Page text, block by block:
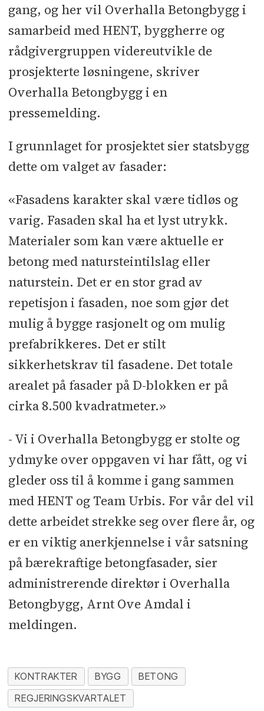
gang, og her vil Overhalla Betongbygg i
samarbeid med HENT, byggherre og
rådgivergruppen videreutvikle de
prosjekterte løsningene, skriver
Overhalla Betongbygg i en
pressemelding.
I grunnlaget for prosjektet sier statsbygg
dette om valget av fasader:
«Fasadens karakter skal være tidløs og
varig. Fasaden skal ha et lyst utrykk.
Materialer som kan være aktuelle er
betong med natursteintilslag eller
naturstein. Det er en stor grad av
repetisjon i fasaden, noe som gjør det
mulig å bygge rasjonelt og om mulig
prefabrikkeres. Det er stilt
sikkerhetskrav til fasadene. Det totale
arealet på fasader på D-blokken er på
cirka 8.500 kvadratmeter.»
- Vi i Overhalla Betongbygg er stolte og
ydmyke over oppgaven vi har fått, og vi
gleder oss til å komme i gang sammen
med HENT og Team Urbis. For vår del vil
dette arbeidet strekke seg over flere år, og
er en viktig anerkjennelse i vår satsning
på bærekraftige betongfasader, sier
administrerende direktør i Overhalla
Betongbygg, Arnt Ove Amdal i
meldingen.
KONTRAKTER BYGG
BETONG
REGJERINGSKVARTALET